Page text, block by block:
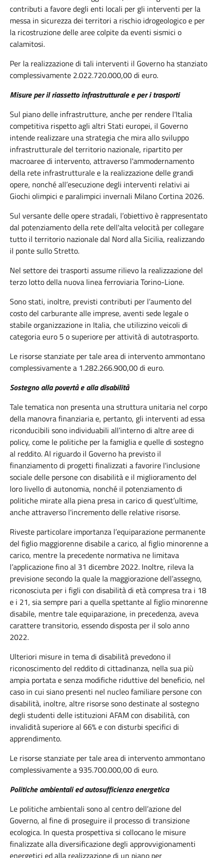
contributi a favore degli enti locali per gli interventi per la
messa in sicurezza dei territori a rischio idrogeologico e per
la ricostruzione delle aree colpite da eventi sismici o
calamitosi.
Per la realizzazione di tali interventi il Governo ha stanziato
complessivamente 2.022.720.000,00 di euro.
Misure per il riassetto infrastrutturale e per i trasporti
Sul piano delle infrastrutture, anche per rendere l'Italia
competitiva rispetto agli altri Stati europei, il Governo
intende realizzare una strategia che mira allo sviluppo
infrastrutturale del territorio nazionale, ripartito per
macroaree di intervento, attraverso l'ammodernamento
della rete infrastrutturale e la realizzazione delle grandi
opere, nonché all’esecuzione degli interventi relativi ai
Giochi olimpici e paralimpici invernali Milano Cortina 2026.
Sul versante delle opere stradali, l’obiettivo è rappresentato
dal potenziamento della rete dell'alta velocità per collegare
tutto il territorio nazionale dal Nord alla Sicilia, realizzando
il ponte sullo Stretto.
Nel settore dei trasporti assume rilievo la realizzazione del
terzo lotto della nuova linea ferroviaria Torino-Lione.
Sono stati, inoltre, previsti contributi per l’aumento del
costo del carburante alle imprese, aventi sede legale o
stabile organizzazione in Italia, che utilizzino veicoli di
categoria euro 5 o superiore per attività di autotrasporto.
Le risorse stanziate per tale area di intervento ammontano
complessivamente a 1.282.266.900,00 di euro.
Sostegno alla povertà e alla disabilità
Tale tematica non presenta una struttura unitaria nel corpo
della manovra finanziaria e, pertanto, gli interventi ad essa
riconducibili sono individuabili all’interno di altre aree di
policy, come le politiche per la famiglia e quelle di sostegno
al reddito. Al riguardo il Governo ha previsto il
finanziamento di progetti finalizzati a favorire l'inclusione
sociale delle persone con disabilità e il miglioramento del
loro livello di autonomia, nonché il potenziamento di
politiche mirate alla piena presa in carico di quest’ultime,
anche attraverso l'incremento delle relative risorse.
Riveste particolare importanza l’equiparazione permanente
del figlio maggiorenne disabile a carico, al figlio minorenne a
carico, mentre la precedente normativa ne limitava
l’applicazione fino al 31 dicembre 2022. Inoltre, rileva la
previsione secondo la quale la maggiorazione dell’assegno,
riconosciuta per i figli con disabilità di età compresa tra i 18
e i 21, sia sempre pari a quella spettante al figlio minorenne
disabile, mentre tale equiparazione, in precedenza, aveva
carattere transitorio, essendo disposta per il solo anno
2022.
Ulteriori misure in tema di disabilità prevedono il
riconoscimento del reddito di cittadinanza, nella sua più
ampia portata e senza modifiche riduttive del beneficio, nel
caso in cui siano presenti nel nucleo familiare persone con
disabilità, inoltre, altre risorse sono destinate al sostegno
degli studenti delle istituzioni AFAM con disabilità, con
invalidità superiore al 66% e con disturbi specifici di
apprendimento.
Le risorse stanziate per tale area di intervento ammontano
complessivamente a 935.700.000,00 di euro.
Politiche ambientali ed autosufficienza energetica
Le politiche ambientali sono al centro dell’azione del
Governo, al fine di proseguire il processo di transizione
ecologica. In questa prospettiva si collocano le misure
finalizzate alla diversificazione degli approvvigionamenti
energetici ed alla realizzazione di un piano per